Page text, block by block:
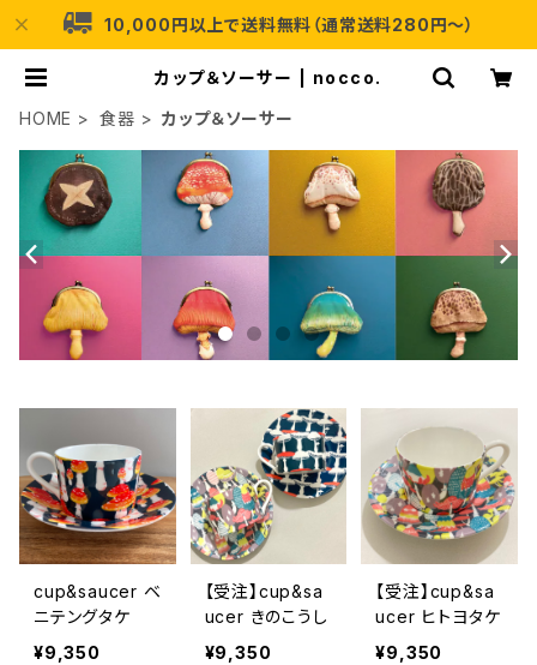
10,000円以上で送料無料（通常送料280円〜）
カップ＆ソーサー | nocco.
HOME
食器 カップ＆ソーサー
cup&saucer ベ
ニテングタケ
¥9,350
【受注】cup&sa
ucer きのこうし
¥9,350
【受注】cup&sa
ucer ヒトヨタケ
¥9,350